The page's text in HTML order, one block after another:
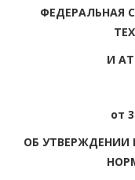
ФЕДЕРАЛЬНАЯ
И
от
ОБ УТВЕРЖДЕНИИ